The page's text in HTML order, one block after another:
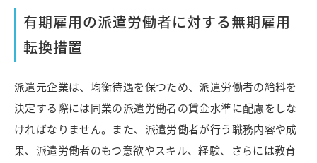
有期雇用の派遣労働者に対する無期雇用
転換措置
派遣元企業は、均衡待遇を保つため、派遣労働者の給料を
決定する際には同業の派遣労働者の賃金水準に配慮をしな
ければなりません。また、派遣労働者が行う職務内容や成
果、派遣労働者のもつ意欲やスキル、経験、さらには教育